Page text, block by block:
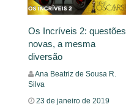
Os Incríveis 2: questões
novas, a mesma
diversão
Ana Beatriz de Sousa R.
Silva
23 de janeiro de 2019